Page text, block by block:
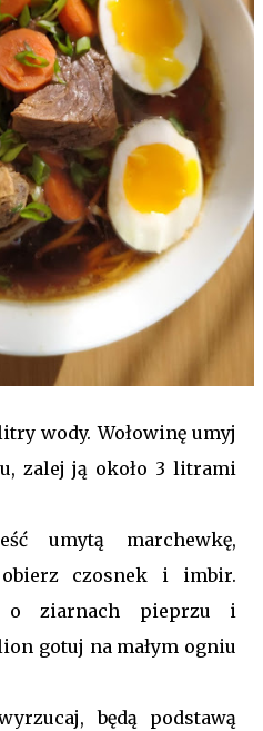
wody. Wołowinę umyj
zalej ją około 3 litrami
umytą marchewkę,
czosnek i imbir.
o ziarnach pieprzu i
gotuj na małym ogniu
będą podstawą